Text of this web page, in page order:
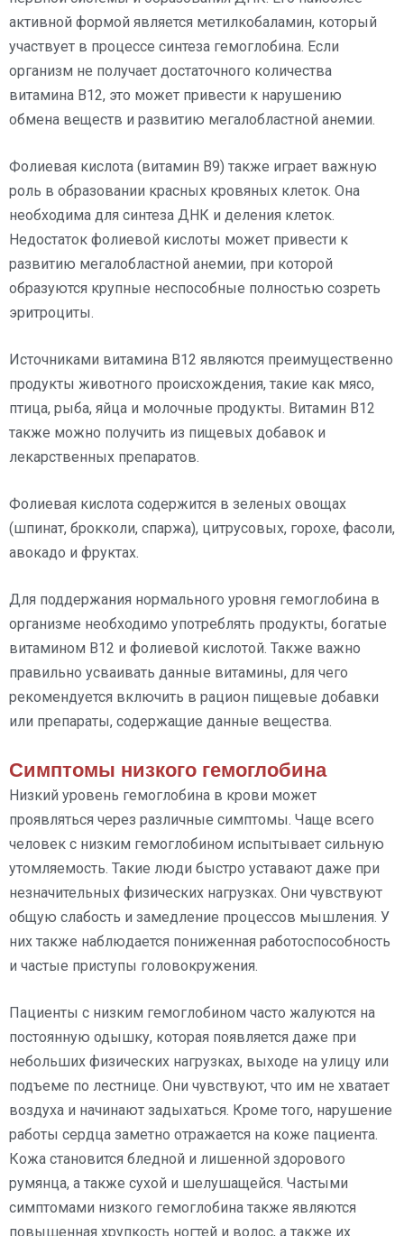
активной формой является метилкобаламин, который
участвует в процессе синтеза гемоглобина. Если
организм не получает достаточного количества
витамина В12, это может привести к нарушению
обмена веществ и развитию мегалобластной анемии.
Фолиевая кислота (витамин В9) также играет важную
роль в образовании красных кровяных клеток. Она
необходима для синтеза ДНК и деления клеток.
Недостаток фолиевой кислоты может привести к
развитию мегалобластной анемии, при которой
образуются крупные неспособные полностью созреть
эритроциты.
Источниками витамина В12 являются преимущественно
продукты животного происхождения, такие как мясо,
птица, рыба, яйца и молочные продукты. Витамин В12
также можно получить из пищевых добавок и
лекарственных препаратов.
Фолиевая кислота содержится в зеленых овощах
(шпинат, брокколи, спаржа), цитрусовых, горохе, фасоли,
авокадо и фруктах.
Для поддержания нормального уровня гемоглобина в
организме необходимо употреблять продукты, богатые
витамином В12 и фолиевой кислотой. Также важно
правильно усваивать данные витамины, для чего
рекомендуется включить в рацион пищевые добавки
или препараты, содержащие данные вещества.
Симптомы низкого гемоглобина
Низкий уровень гемоглобина в крови может
проявляться через различные симптомы. Чаще всего
человек с низким гемоглобином испытывает сильную
утомляемость. Такие люди быстро уставают даже при
незначительных физических нагрузках. Они чувствуют
общую слабость и замедление процессов мышления. У
них также наблюдается пониженная работоспособность
и частые приступы головокружения.
Пациенты с низким гемоглобином часто жалуются на
постоянную одышку, которая появляется даже при
небольших физических нагрузках, выходе на улицу или
подъеме по лестнице. Они чувствуют, что им не хватает
воздуха и начинают задыхаться. Кроме того, нарушение
работы сердца заметно отражается на коже пациента.
Кожа становится бледной и лишенной здорового
румянца, а также сухой и шелушащейся. Частыми
симптомами низкого гемоглобина также являются
повышенная хрупкость ногтей и волос, а также их